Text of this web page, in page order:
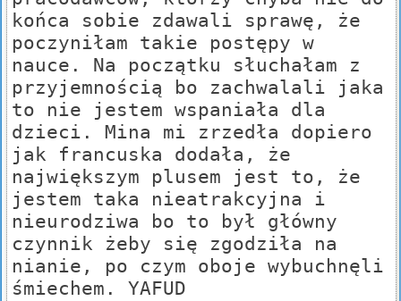
końca sobie zdawali sprawę, że
poczyniłam takie postępy w
nauce. Na początku słuchałam z
przyjemnością bo zachwalali jaka
to nie jestem wspaniała dla
dzieci. Mina mi zrzedła dopiero
jak francuska dodała, że
największym plusem jest to, że
jestem taka nieatrakcyjna i
nieurodziwa bo to był główny
czynnik żeby się zgodziła na
nianie, po czym oboje wybuchnęli
śmiechem. YAFUD